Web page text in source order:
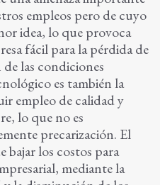
empleos pero de cuyo
idea, lo que provoca
fácil para la pérdida de
las condiciones
es también la
empleo de calidad y
lo que no es
precarización. El
bajar los costos para
mediante la